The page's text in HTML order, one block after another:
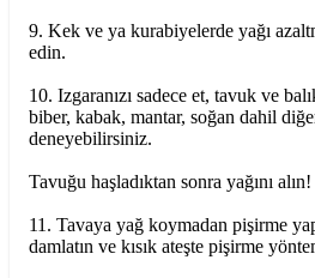
9. Kek ve ya kurabiyelerde yağı
edin.
10. Izgaranızı sadece et, tavuk ve
biber, kabak, mantar, soğan dahil
deneyebilirsiniz.
Tavuğu haşladıktan sonra yağını alın!
11. Tavaya yağ koymadan pişirme
damlatın ve kısık ateşte pişirme